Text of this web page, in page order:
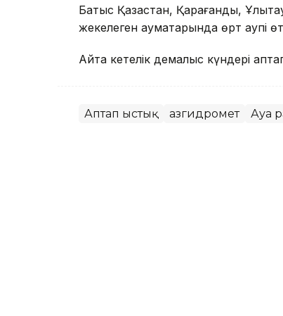
Батыс Қазақстан, Қарағанды,
жекелеген аумақтарында өрт қаупі
Айта кетелік демалыс күндері
Аптап ыстық Қазгидромет Ауа